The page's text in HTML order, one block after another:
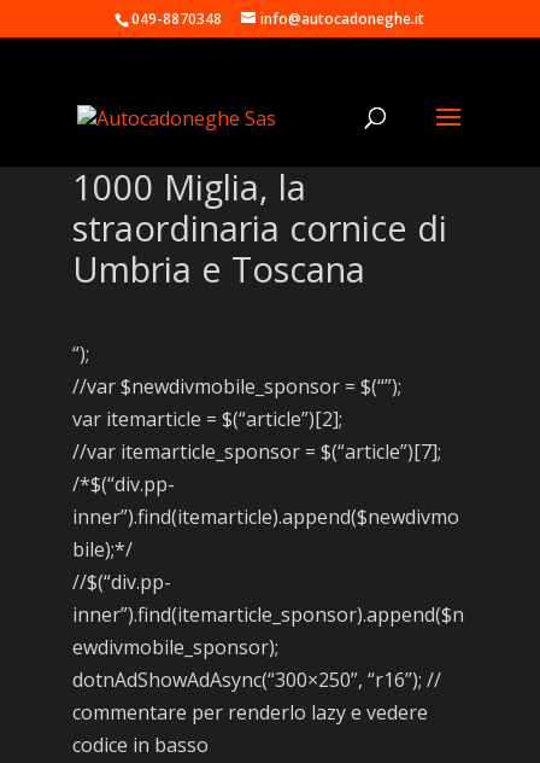
049-8870348 info@autocadoneghe.it
1000 Miglia, la
straordinaria cornice di
Umbria e Toscana
“);
//var $newdivmobile_sponsor = $(“”);
var itemarticle = $(“article”)[2];
//var itemarticle_sponsor = $(“article”)[7];
/*$(“div.pp-
inner”).find(itemarticle).append($newdivmo
bile);*/
//$(“div.pp-
inner”).find(itemarticle_sponsor).append($n
ewdivmobile_sponsor);
dotnAdShowAdAsync(“300×250”, “r16”); //
commentare per renderlo lazy e vedere
codice in basso